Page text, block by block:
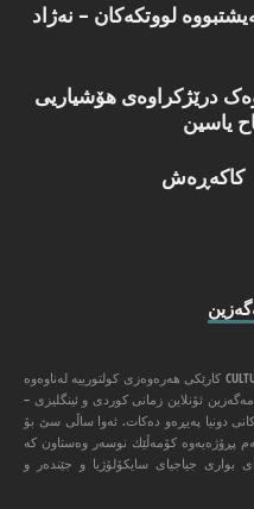
لووتكه‌كان – نه‌ژاد
درێژکراوەی هۆشیاریی
یاسین
کاکەڕەش
كولتور مه‌گه‌زین وه‌ك به‌شی كوردی CULTURE PROJECT كارێكی هه‌ره‌وه‌زی كولتورییه‌ له‌ناوه‌وه‌
ئۆنلاین زمانی كوردی و ئینگلیزی –
دونیا په‌یڕه‌و ده‌كات. ئه‌وا ‌ساڵی سێ بۆ
پڕۆژه‌یه‌وه‌ كۆمه‌ڵێك نوسه‌ر وه‌ستاون كه‌
بواری جیاجیای سایكۆلۆژیا و جێنده‌ر و